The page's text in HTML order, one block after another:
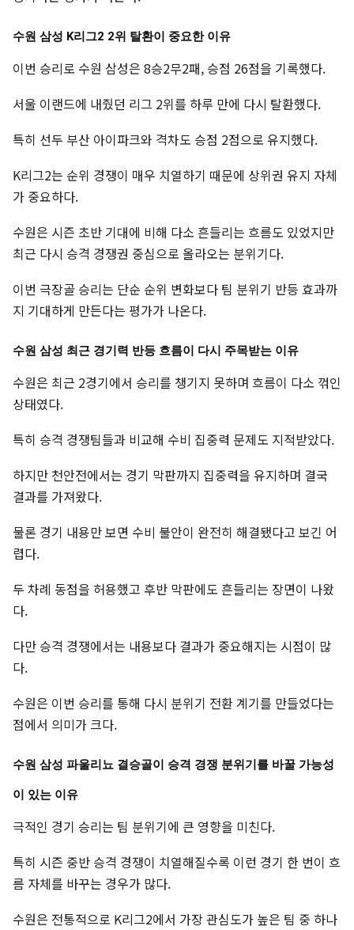
수원 삼성 K리그2 2위 탈환이 중요한 이유
이번 승리로 수원 삼성은 8승2무2패, 승점 26점을 기록했다.
서울 이랜드에 내줬던 리그 2위를 하루 만에 다시 탈환했다.
특히 선두 부산 아이파크와 격차도 승점 2점으로 유지했다.
K리그2는 순위 경쟁이 매우 치열하기 때문에 상위권 유지 자체
가 중요하다.
수원은 시즌 초반 기대에 비해 다소 흔들리는 흐름도 있었지만
최근 다시 승격 경쟁권 중심으로 올라오는 분위기다.
이번 극장골 승리는 단순 순위 변화보다 팀 분위기 반등 효과까
지 기대하게 만든다는 평가가 나온다.
수원 삼성 최근 경기력 반등 흐름이 다시 주목받는 이유
수원은 최근 2경기에서 승리를 챙기지 못하며 흐름이 다소 꺾인
상태였다.
특히 승격 경쟁팀들과 비교해 수비 집중력 문제도 지적받았다.
하지만 천안전에서는 경기 막판까지 집중력을 유지하며 결국
결과를 가져왔다.
물론 경기 내용만 보면 수비 불안이 완전히 해결됐다고 보긴 어
렵다.
두 차례 동점을 허용했고 후반 막판에도 흔들리는 장면이 나왔
다.
다만 승격 경쟁에서는 내용보다 결과가 중요해지는 시점이 많
다.
수원은 이번 승리를 통해 다시 분위기 전환 계기를 만들었다는
점에서 의미가 크다.
수원 삼성 파울리뇨 결승골이 승격 경쟁 분위기를 바꿀 가능성
이 있는 이유
극적인 경기 승리는 팀 분위기에 큰 영향을 미친다.
특히 시즌 중반 승격 경쟁이 치열해질수록 이런 경기 한 번이 흐
름 자체를 바꾸는 경우가 많다.
수원은 전통적으로 K리그2에서 가장 관심도가 높은 팀 중 하나